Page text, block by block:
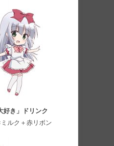
好き」ドリンク
ルク＋赤リボン